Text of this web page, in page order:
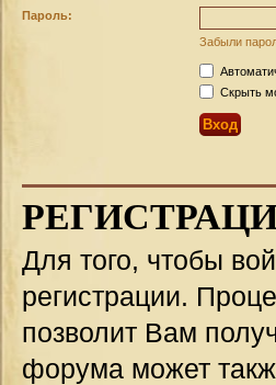
Пароль:
Забыли
Скрыть
Для того, чтобы
регистрации.
позволит Вам
форума может